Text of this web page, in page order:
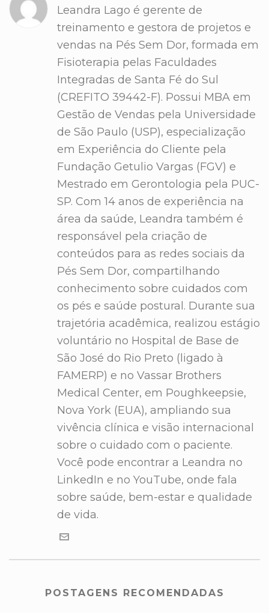
Leandra Lago é gerente de
treinamento e gestora de projetos e
vendas na Pés Sem Dor, formada em
Fisioterapia pelas Faculdades
Integradas de Santa Fé do Sul
(CREFITO 39442-F). Possui MBA em
Gestão de Vendas pela Universidade
de São Paulo (USP), especialização
em Experiência do Cliente pela
Fundação Getulio Vargas (FGV) e
Mestrado em Gerontologia pela PUC-
SP. Com 14 anos de experiência na
área da saúde, Leandra também é
responsável pela criação de
conteúdos para as redes sociais da
Pés Sem Dor, compartilhando
conhecimento sobre cuidados com
os pés e saúde postural. Durante sua
trajetória acadêmica, realizou estágio
voluntário no Hospital de Base de
São José do Rio Preto (ligado à
FAMERP) e no Vassar Brothers
Medical Center, em Poughkeepsie,
Nova York (EUA), ampliando sua
vivência clínica e visão internacional
sobre o cuidado com o paciente.
Você pode encontrar a Leandra no
LinkedIn e no YouTube, onde fala
sobre saúde, bem-estar e qualidade
de vida.
POSTAGENS RECOMENDADAS